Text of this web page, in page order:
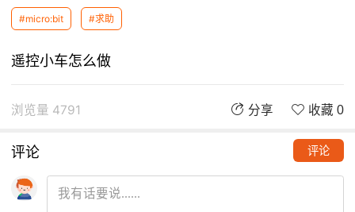
#micro:bit #求助
遥控小车怎么做
浏览量 4791 分享 收藏 0
评论 评论